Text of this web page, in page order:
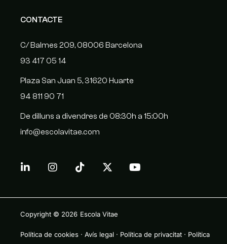
CONTACTE
C/ Balmes 209, 08006 Barcelona
93 417 05 14
Plaza San Juan 5, 31620 Huarte
94 811 90 71
De dilluns a divendres de 08:30h a 15:00h
info@escolavitae.com
Copyright © 2026 Escola Vitae
Política de cookies · Avís legal · Política de privacitat · Política